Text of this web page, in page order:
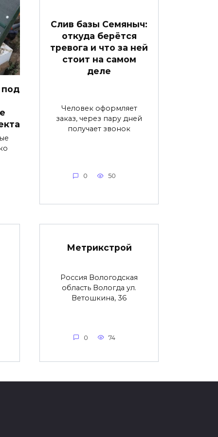
Слив базы Семяныч:
откуда берётся
тревога и что за ней
стоит на самом
деле
Человек оформляет
заказ, через пару дней
получает звонок
0 50
Метрикстрой
Россия Вологодская
область Вологда ул.
Ветошкина, 36
0 74